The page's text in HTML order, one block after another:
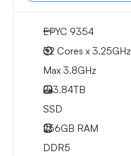
EPYC 9354
32 Cores x 3.25GHz
Max 3.8GHz
2x3.84TB
SSD
256GB RAM
DDR5